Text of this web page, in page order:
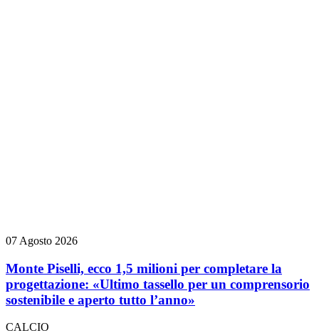
07 Agosto 2026
Monte Piselli, ecco 1,5 milioni per completare la
progettazione: «Ultimo tassello per un comprensorio
sostenibile e aperto tutto l’anno»
CALCIO